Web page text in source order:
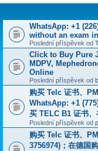
WhatsApp: +1
without an exam
Poslední příspěvek od
Click to Buy Pure
MDPV,
Online
Poslední příspěvek od
购买 Telc 证书、
WhatsApp: +1
买 TELC B1 证书
Poslední příspěvek od
购买 Telc 证书、
3756974)；在德国